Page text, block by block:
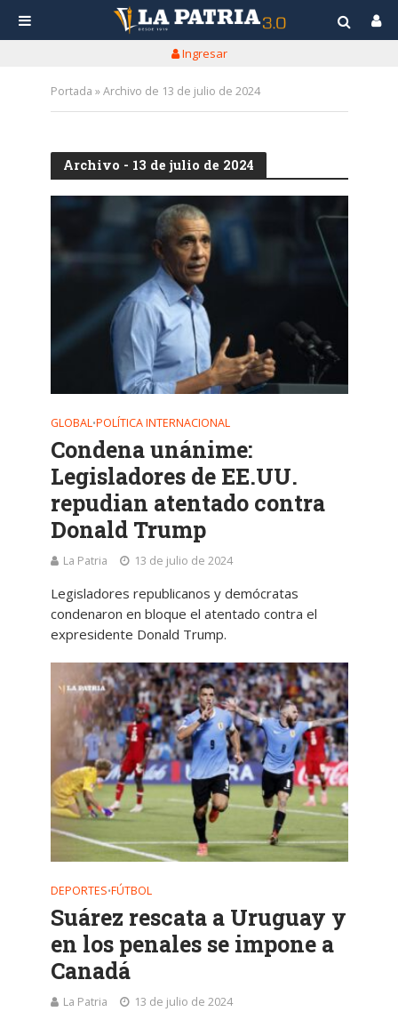
Ingresar
Portada »Archivo de 13 de julio de 2024
Archivo - 13 de julio de 2024
GLOBAL•POLÍTICA INTERNACIONAL
Condena unánime:
Legisladores de EE.UU.
repudian atentado contra
Donald Trump
La Patria 13 de julio de 2024
Legisladores republicanos y demócratas
condenaron en bloque el atentado contra el
expresidente Donald Trump.
DEPORTES•FÚTBOL
Suárez rescata a Uruguay y
en los penales se impone a
Canadá
La Patria 13 de julio de 2024